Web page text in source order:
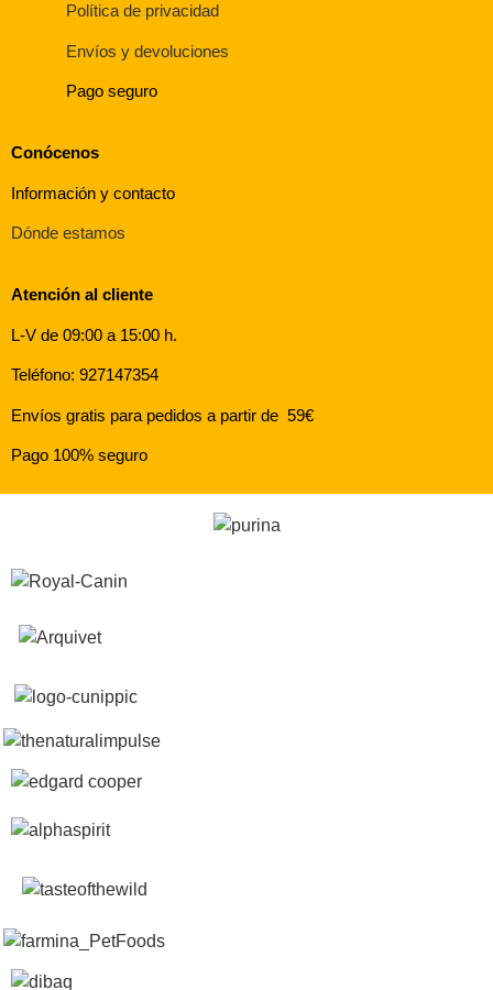
Política de privacidad
Envíos y devoluciones
Pago seguro
Conócenos
Información y contacto
Dónde estamos
Atención al cliente
L-V de 09:00 a 15:00 h.
Teléfono: 927147354
Envíos gratis para pedidos a partir de 59€
Pago 100% seguro